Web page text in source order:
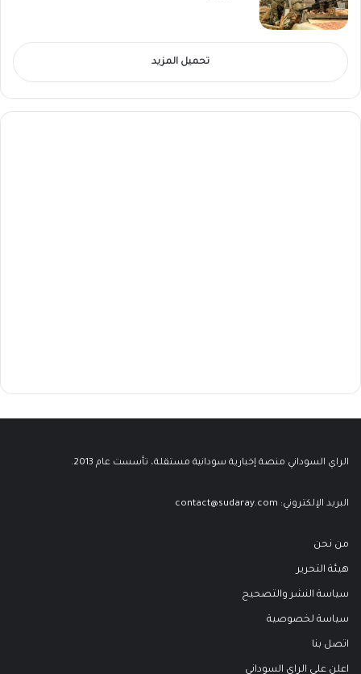
تحميل المزيد
الراي السوداني منصة إخبارية سودانية مستقلة، تأسست عام 2013.
البريد الإلكتروني: contact@sudaray.com
من نحن
هيئة التحرير
سياسة النشر والتصحيح
سياسة لخصوصية
اتصل بنا
اعلن على الراي السوداني